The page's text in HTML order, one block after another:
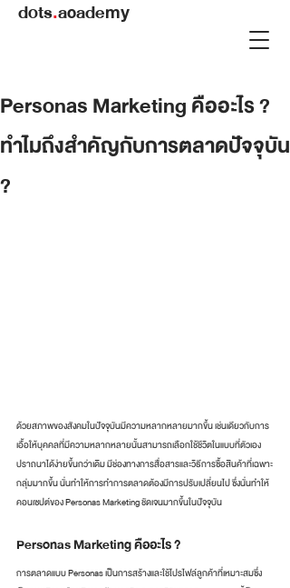
dots.academy
Personas Marketing คืออะไร​ ?
ทำไมถึงสำคัญกับการตลาดปัจจุบัน
?
ด้วยสภาพของสังคมในปัจจุบันมีความหลากหลายมากขึ้น เช่นเดียวกับการ
เอื้อให้บุคคลที่มีความหลากหลายนั้นสามารถเลือกใช้ชีวิตในแบบที่ตัวเอง
ปราถนาได้ง่ายขึ้นกว่าเดิม มีช่องทางการสื่อสารและวิธีการซื้อสินค้าที่เฉพาะ
กลุ่มมากขึ้น นั่นทำให้การทำการตลาดต้องมีการปรับเปลี่ยนไป ซึ่งนั่นทำให้
คอนเซปต์ของ Personas Marketing ชัดเจนมากขึ้นในปัจจุบัน
Personas Marketing คืออะไร ?
การตลาดแบบ Personas เป็นการสร้างและใช้โปรไฟล์ลูกค้าที่เหมาะสมซึ่ง